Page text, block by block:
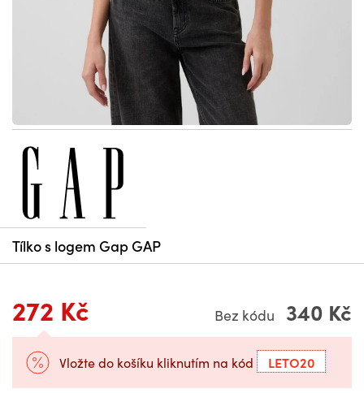
Tílko s logem Gap GAP
272 Kč Bez kódu 340 Kč
Vložte do košíku kliknutím na kód LETO20